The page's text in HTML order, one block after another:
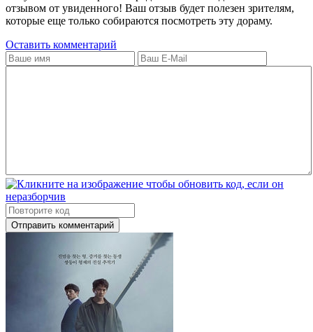
отзывом от увиденного! Ваш отзыв будет полезен зрителям,
которые еще только собираются посмотреть эту дораму.
Оставить комментарий
Отправить комментарий